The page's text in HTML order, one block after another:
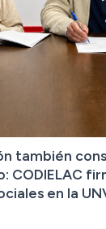
también
CODIELAC
en la